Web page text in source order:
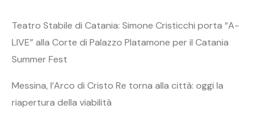
Teatro Stabile di Catania: Simone Cristicchi porta “A-
LIVE” alla Corte di Palazzo Platamone per il Catania
Summer Fest
Messina, l’Arco di Cristo Re torna alla città: oggi la
riapertura della viabilità